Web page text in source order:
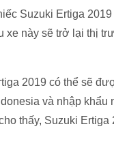
Suzuki Ertiga
xe này sẽ trở lại thị
2019 có thể sẽ
và nhập khẩu
thấy, Suzuki